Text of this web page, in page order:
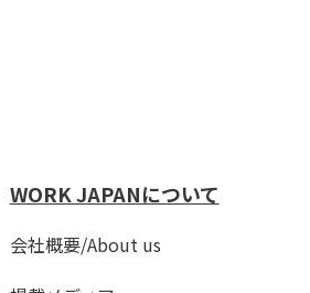
WORK JAPANについて
会社概要/About us